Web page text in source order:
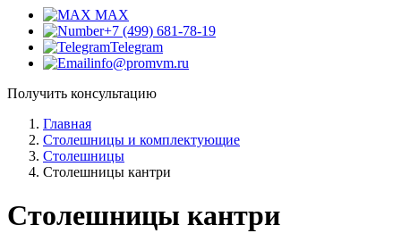
MAX
+7 (499) 681-78-19
Telegram
info@promvm.ru
Получить консультацию
Главная
Столешницы и комплектующие
Столешницы
Столешницы кантри
Столешницы кантри